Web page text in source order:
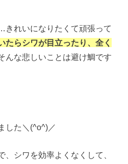
れいになりたくて頑張って
たらシワが目立ったり、全く
んな悲しいことは避け鯛です
した＼(^o^)／
、シワを効率よくなくして、